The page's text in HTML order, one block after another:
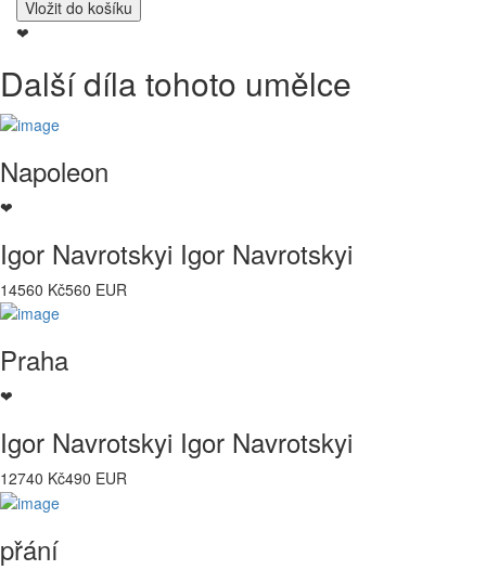
❤
Další díla tohoto umělce
Napoleon
❤
Igor Navrotskyi Igor Navrotskyi
14560 Kč560 EUR
Praha
❤
Igor Navrotskyi Igor Navrotskyi
12740 Kč490 EUR
přání